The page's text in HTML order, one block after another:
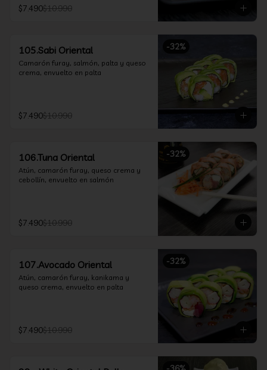
$7.490$10.990
-32%
105.Sabi Oriental
Camarón furay, salmón, palta y queso
crema, envuelto en palta
$7.490$10.990
-32%
106.Tuna Oriental
Atún, camarón furay, queso crema y
cebollín, envuelto en salmón
$7.490$10.990
-32%
107.Avocado Oriental
Atún, camarón furay, kanikama y
queso crema, envuelto en palta
$7.490$10.990